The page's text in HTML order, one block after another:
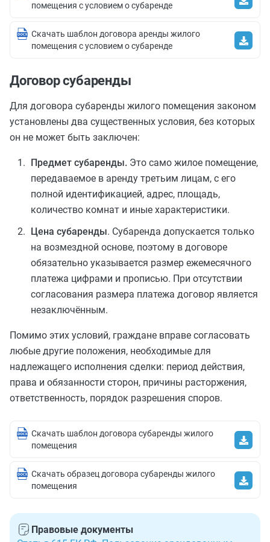
помещения с условием о субаренде
Скачать шаблон договора аренды жилого
помещения с условием о субаренде
Договор субаренды
Для договора субаренды жилого помещения законом
установлены два существенных условия, без которых
он не может быть заключен:
Предмет субаренды. Это само жилое помещение,
передаваемое в аренду третьим лицам, с его
полной идентификацией, адрес, площадь,
количество комнат и иные характеристики.
Цена субаренды. Субаренда допускается только
на возмездной основе, поэтому в договоре
обязательно указывается размер ежемесячного
платежа цифрами и прописью. При отсутствии
согласования размера платежа договор является
незаключённым.
Помимо этих условий, граждане вправе согласовать
любые другие положения, необходимые для
надлежащего исполнения сделки: период действия,
права и обязанности сторон, причины расторжения,
ответственность, порядок разрешения споров.
Скачать шаблон договора субаренды жилого
помещения
Скачать образец договора субаренды жилого
помещения
Правовые документы